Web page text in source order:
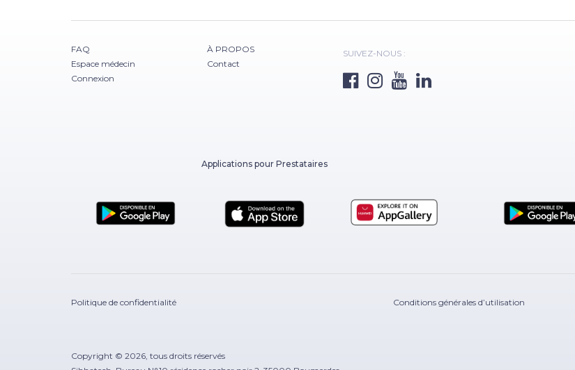
FAQ
Espace médecin
Connexion
À PROPOS
Contact
SUIVEZ-NOUS :
Applications pour Prestataires
Politique de confidentialité Conditions générales d’utilisation
Copyright © 2026, tous droits réservés